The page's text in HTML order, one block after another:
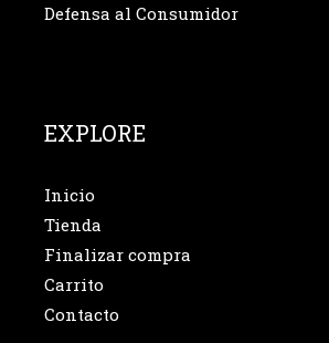
Defensa al Consumidor
EXPLORE
Inicio
Tienda
Finalizar compra
Carrito
Contacto